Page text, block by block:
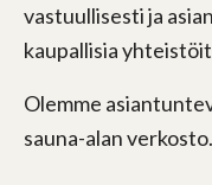
vastuullisesti ja
kaupallisia
Olemme
sauna-alan verkosto.